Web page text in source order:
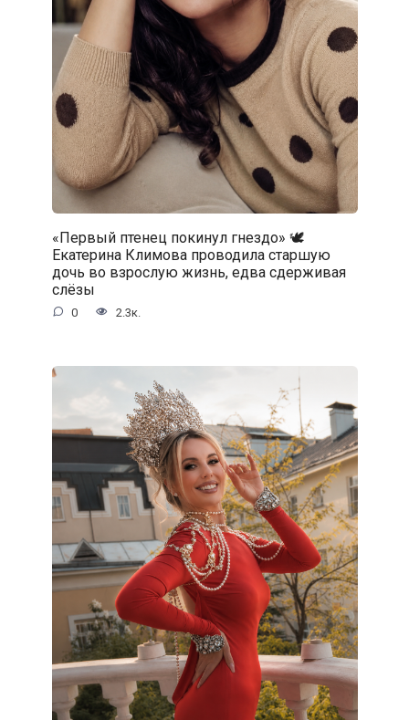
«Первый птенец покинул гнездо» 🕊️
Екатерина Климова проводила старшую
дочь во взрослую жизнь, едва сдерживая
слёзы
0 2.3к.